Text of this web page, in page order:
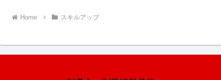
Home スキルアップ